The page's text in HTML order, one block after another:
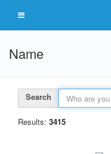
Name
Search
Results: 3415